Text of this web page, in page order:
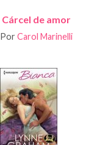
Cárcel de amor
Por Carol Marinelli